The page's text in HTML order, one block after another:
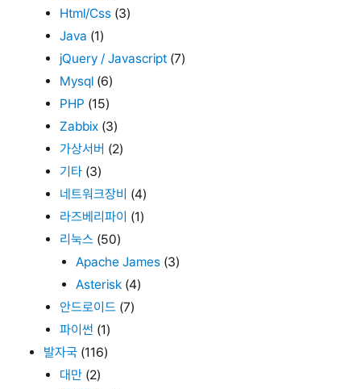
Html/Css (3)
Java (1)
jQuery / Javascript (7)
Mysql (6)
PHP (15)
Zabbix (3)
가상서버 (2)
기타 (3)
네트워크장비 (4)
라즈베리파이 (1)
리눅스 (50)
Apache James (3)
Asterisk (4)
안드로이드 (7)
파이썬 (1)
발자국 (116)
대만 (2)